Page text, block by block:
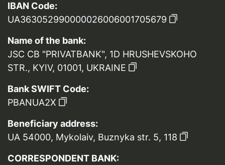
IBAN Code:
UA363052990000026006001705679
Name of the bank:
JSC CB "PRIVATBANK", 1D HRUSHEVSKOHO
STR., KYIV, 01001, UKRAINE
Bank SWIFT Code:
PBANUA2X
Beneficiary address:
UA 54000, Mykolaiv, Buznyka str. 5, 118
CORRESPONDENT BANK: